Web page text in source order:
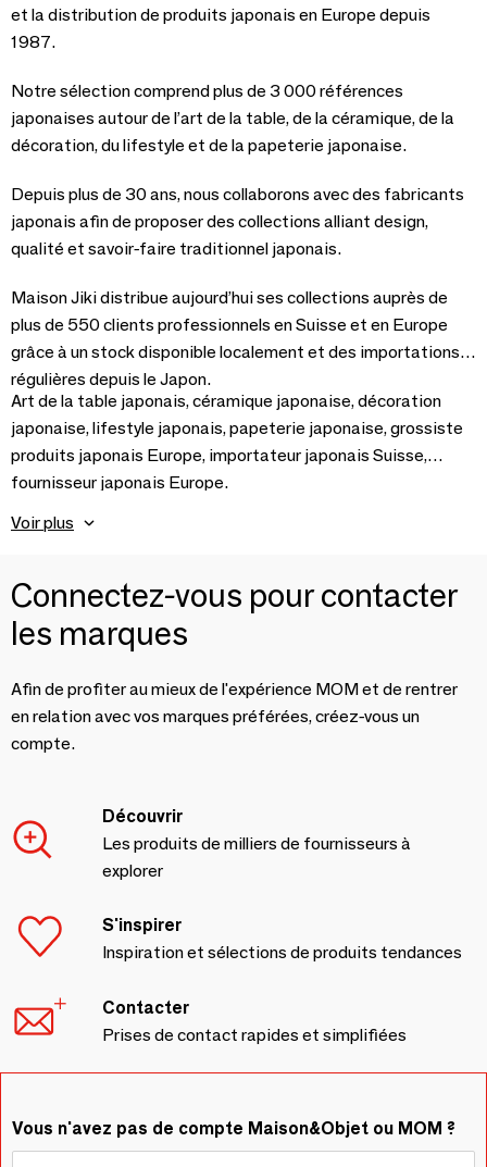
et la distribution de produits japonais en Europe depuis
1987.
Notre sélection comprend plus de 3 000 références
japonaises autour de l’art de la table, de la céramique, de la
décoration, du lifestyle et de la papeterie japonaise.
Depuis plus de 30 ans, nous collaborons avec des fabricants
japonais afin de proposer des collections alliant design,
qualité et savoir-faire traditionnel japonais.
Maison Jiki distribue aujourd’hui ses collections auprès de
plus de 550 clients professionnels en Suisse et en Europe
grâce à un stock disponible localement et des importations
régulières depuis le Japon.
Art de la table japonais, céramique japonaise, décoration
japonaise, lifestyle japonais, papeterie japonaise, grossiste
produits japonais Europe, importateur japonais Suisse,
fournisseur japonais Europe.
Voir plus
Connectez-vous pour contacter
les marques
Afin de profiter au mieux de l'expérience MOM et de rentrer
en relation avec vos marques préférées, créez-vous un
compte.
Découvrir
Les produits de milliers de fournisseurs à
explorer
S'inspirer
Inspiration et sélections de produits tendances
Contacter
Prises de contact rapides et simplifiées
Vous n'avez pas de compte Maison&Objet ou MOM ?